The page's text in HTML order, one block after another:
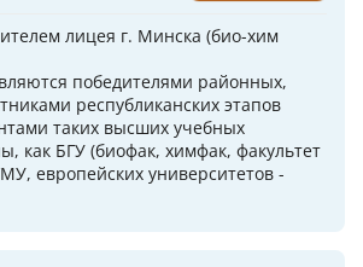
лицея г. Минска (био-хим
победителями районных,
республиканских этапов
таких высших учебных
как БГУ (биофак, химфак, факультет
европейских университетов -